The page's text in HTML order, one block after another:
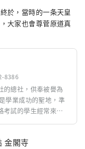
於，當時的一条天皇
大家也會尊菅原道真
8386
的總社，供奉被譽為
學業成功的聖地，準
考試的學生經常來這
金閣寺